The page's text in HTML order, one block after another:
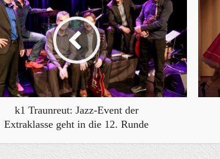
k1 Traunreut: Jazz-Event der
Extraklasse geht in die 12. Runde